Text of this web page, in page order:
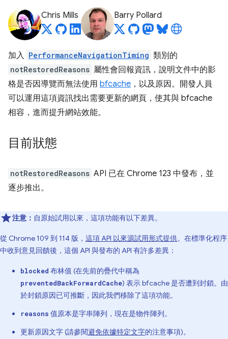
Chris Mills Barry Pollard
加入 PerformanceNavigationTiming 類別的
notRestoredReasons 屬性會回報資訊，說明文件中的影
格是否因導覽而無法使用 bfcache ，以及原因。開發人員
可以運用這項資訊找出需要更新的網頁，使其與 bfcache
相容，進而提升網站效能。
目前狀態
notRestoredReasons API 已在 Chrome 123 中發布，並
逐步推出。
注意： 自原始試用以來，這項功能有以下差異。
從 Chrome 109 到 114 版， 這項 API 以來源試用形式提供。在標準化程序
中收到意見回饋後，這個 API 與發布的 API 有許多差異：
blocked 布林值 (在先前的疊代中稱為
preventedBackForwardCache) 表示 bfcache 是否遭到封鎖。由
於封鎖原因已可推斷，因此我們移除了這項功能。
reasons 值原本是字串陣列，現在是物件陣列。
更新原因文字 (請參閱避免依據特定文字的注意事項)。